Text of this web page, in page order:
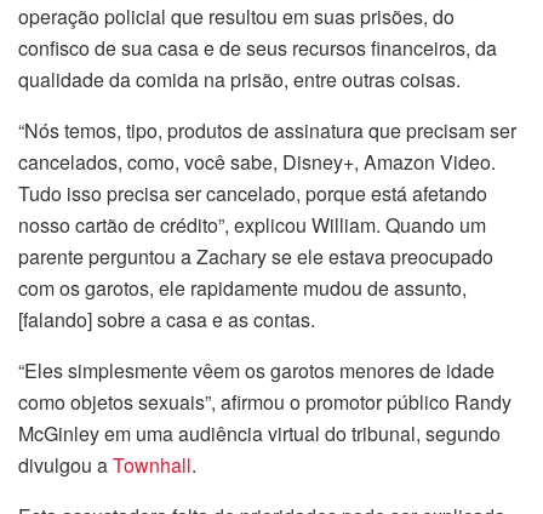
operação policial que resultou em suas prisões, do
confisco de sua casa e de seus recursos financeiros, da
qualidade da comida na prisão, entre outras coisas.
“Nós temos, tipo, produtos de assinatura que precisam ser
cancelados, como, você sabe, Disney+, Amazon Video.
Tudo isso precisa ser cancelado, porque está afetando
nosso cartão de crédito”, explicou William. Quando um
parente perguntou a Zachary se ele estava preocupado
com os garotos, ele rapidamente mudou de assunto,
[falando] sobre a casa e as contas.
“Eles simplesmente vêem os garotos menores de idade
como objetos sexuais”, afirmou o promotor público Randy
McGinley em uma audiência virtual do tribunal, segundo
divulgou aTownhall.